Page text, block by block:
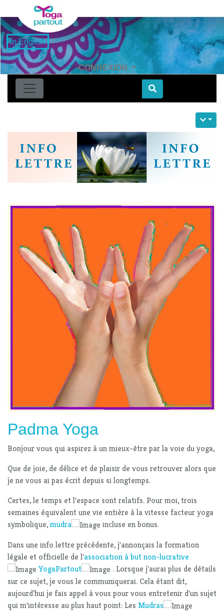
in English
CONNEXION
Find
Padma Yoga
Bonjour vous qui aspirez à un mieux-être par la voie du yoga,
Que de joie, de délice et de plaisir de vous retrouver alors que
je ne vous ai pas écrit depuis si longtemps.
Certes, le temps et l'espace sont relatifs. Pour moi, trois
semaines équivalent une vie entière à la vitesse facteur yoga
symbolique,mudra
incluse en bonus.
Dans une info lettre précédente, j'annonçais la formation
légale et officielle de l'association à but non-lucrative
YogaPartout
. Lorsque j'aurai plus de détails
sur ce sujet, je vous le communiquerai. Cela étant dit,
aujourd'hui je fais appel à vous pour vous entretenir d'un sujet
qui m'intéresse au plus haut point: Les Mudras